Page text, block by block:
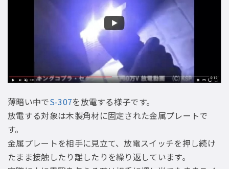
薄暗い中でS-307を放電する様子です。
放電する対象は木製角材に固定された金属プレートで
す。
金属プレートを相手に見立て、放電スイッチを押し続け
たまま接触したり離したりを繰り返しています。